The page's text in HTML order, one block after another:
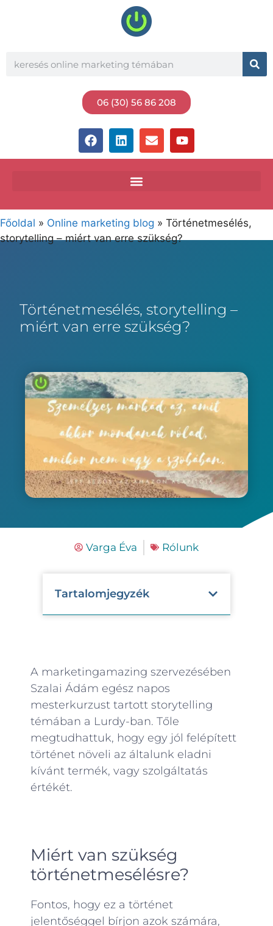
06 (30) 56 86 208
Főoldal » Online marketing blog » Történetmesélés,
storytelling – miért van erre szükség?
Történetmesélés, storytelling –
miért van erre szükség?
Varga Éva Rólunk
Tartalomjegyzék
A marketingamazing szervezésében
Szalai Ádám egész napos
mesterkurzust tartott storytelling
témában a Lurdy-ban. Tőle
megtudhattuk, hogy egy jól felépített
történet növeli az általunk eladni
kívánt termék, vagy szolgáltatás
értékét.
Miért van szükség
történetmesélésre?
Fontos, hogy ez a történet
jelentőséggel bírjon azok számára,